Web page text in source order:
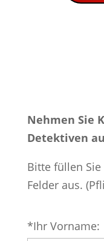
Nehmen Sie
Detektiven
Bitte füllen
Felder aus.
lasse
*Ihr Vorname: